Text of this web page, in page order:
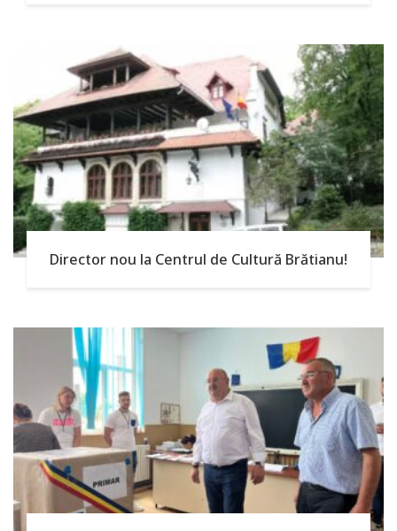
Director nou la Centrul de Cultură Brătianu!